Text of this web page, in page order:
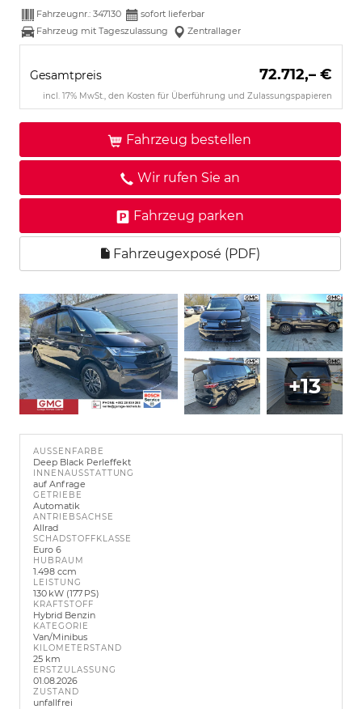
Fahrzeugnr.: 347130
sofort lieferbar
Fahrzeug mit Tageszulassung
Zentrallager
Gesamtpreis 72.712,– €
incl. 17% MwSt., den Kosten für Überführung und Zulassungspapieren
Fahrzeug bestellen
Wir rufen Sie an
Fahrzeug parken
Fahrzeugexposé (PDF)
+13
AUSSENFARBE
Deep Black Perleffekt
INNENAUSSTATTUNG
auf Anfrage
GETRIEBE
Automatik
ANTRIEBSACHSE
Allrad
SCHADSTOFFKLASSE
Euro 6
HUBRAUM
1.498 ccm
LEISTUNG
130 kW (177 PS)
KRAFTSTOFF
Hybrid Benzin
KATEGORIE
Van/Minibus
KILOMETERSTAND
25 km
ERSTZULASSUNG
01.08.2026
ZUSTAND
unfallfrei